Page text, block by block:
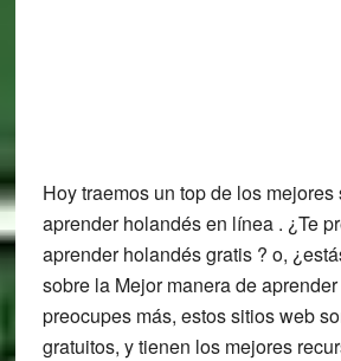
Hoy traemos un top de los
aprender holandés en línea . ¿Te
aprender holandés gratis ? o,
sobre la Mejor manera de
preocupes más, estos sitios web
gratuitos, y tienen los mejores